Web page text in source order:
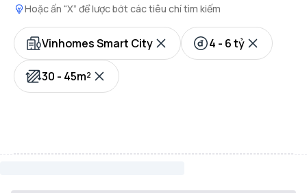
Hoặc ấn “X” để lược bớt các tiêu chí tìm kiếm
Vinhomes Smart City 4 - 6 tỷ
30 - 45m²